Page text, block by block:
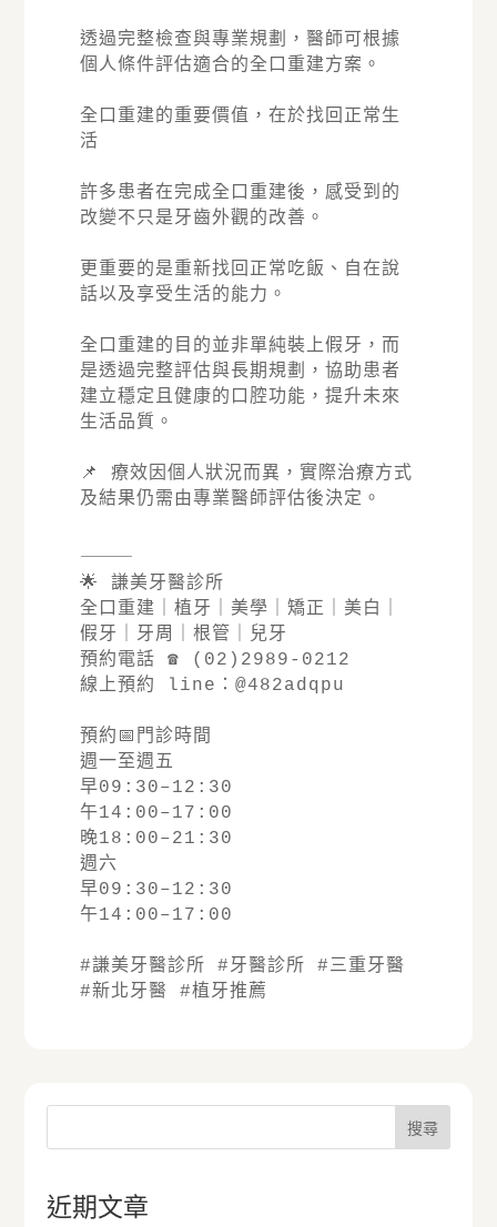
透過完整檢查與專業規劃，醫師可根據
個人條件評估適合的全口重建方案。
全口重建的重要價值，在於找回正常生
活
許多患者在完成全口重建後，感受到的
改變不只是牙齒外觀的改善。
更重要的是重新找回正常吃飯、自在說
話以及享受生活的能力。
全口重建的目的並非單純裝上假牙，而
是透過完整評估與長期規劃，協助患者
建立穩定且健康的口腔功能，提升未來
生活品質。
📌 療效因個人狀況而異，實際治療方式
及結果仍需由專業醫師評估後決定。
⸻
🌟 謙美牙醫診所
全口重建｜植牙｜美學｜矯正｜美白｜
假牙｜牙周｜根管｜兒牙
預約電話 ☎️ (02)2989-0212
線上預約 line：@482adqpu
預約📅門診時間
週一至週五
早09:30–12:30
午14:00–17:00
晚18:00–21:30
週六
早09:30–12:30
午14:00–17:00
#謙美牙醫診所 #牙醫診所 #三重牙醫
#新北牙醫 #植牙推薦
搜尋
近期文章